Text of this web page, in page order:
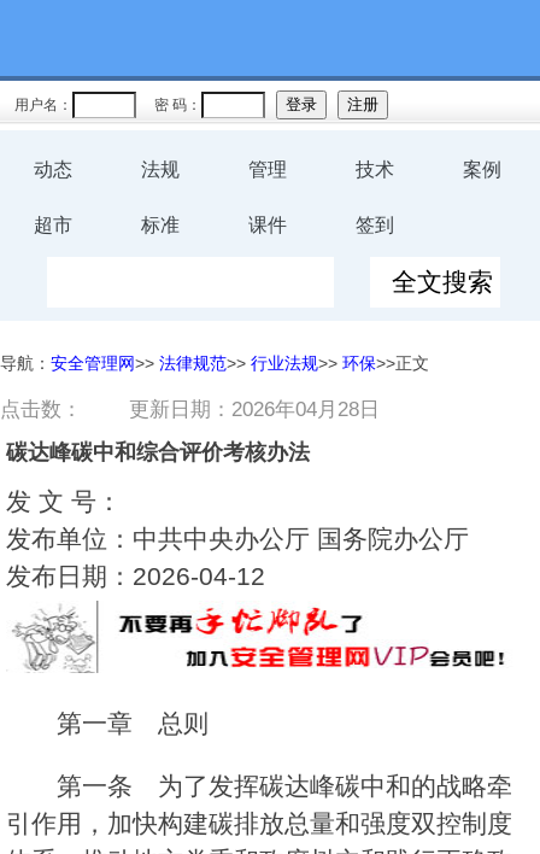
用户名： 密 码：
动态 法规 管理 技术 案例
超市 标准 课件 签到
导航： 安全管理网>> 法律规范>> 行业法规>> 环保>>正文
点击数： 更新日期：2026年04月28日
碳达峰碳中和综合评价考核办法
发 文 号：
发布单位：中共中央办公厅 国务院办公厅
发布日期：2026-04-12
第一章 总则
第一条 为了发挥碳达峰碳中和的战略牵
引作用，加快构建碳排放总量和强度双控制度